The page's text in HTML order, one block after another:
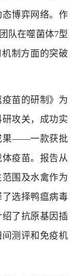
博弈网络。作
队在噬菌体7型
制方面的突破
苗的研制》为
攻关，成功实
果——一款获批
疫苗。报告从
围及水禽作为
选择鸭瘟病毒
了抗原基因插
测评和免疫机